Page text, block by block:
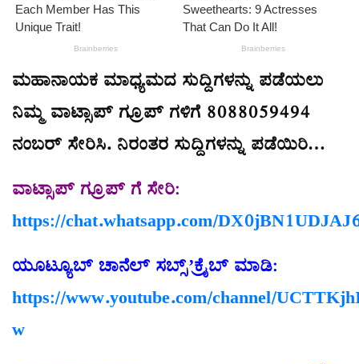
ಮಹಾನಾಯಕ ಮಾಧ್ಯಮದ ಸುದ್ದಿಗಳನ್ನು ಪಡೆಯಲು
ನಿಮ್ಮ ವಾಟ್ಸಾಪ್ ಗ್ರೂಪ್ ಗಳಿಗೆ 8088059494
ನಂಬರ್ ಸೇರಿಸಿ. ನಿರಂತರ ಸುದ್ದಿಗಳನ್ನು ಪಡೆಯಿರಿ…
ವಾಟ್ಸಾಪ್ ಗ್ರೂಪ್ ಗೆ ಸೇರಿ:
https://chat.whatsapp.com/
ಯೂಟ್ಯೂಬ್ ಚಾನೆಲ್ ಸಬ್ಸ್’ಕ್ರೈಬ್ ಮಾಡಿ:
https://www.youtube.com/channel/
w